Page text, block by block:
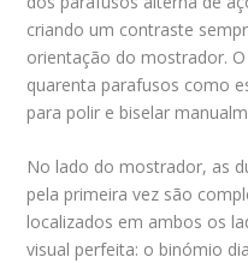
criando um contraste
orientação do mostrador.
quarenta parafusos como
para polir e biselar
No lado do mostrador, as
pela primeira vez são
localizados em ambos os
visual perfeita: o binómio